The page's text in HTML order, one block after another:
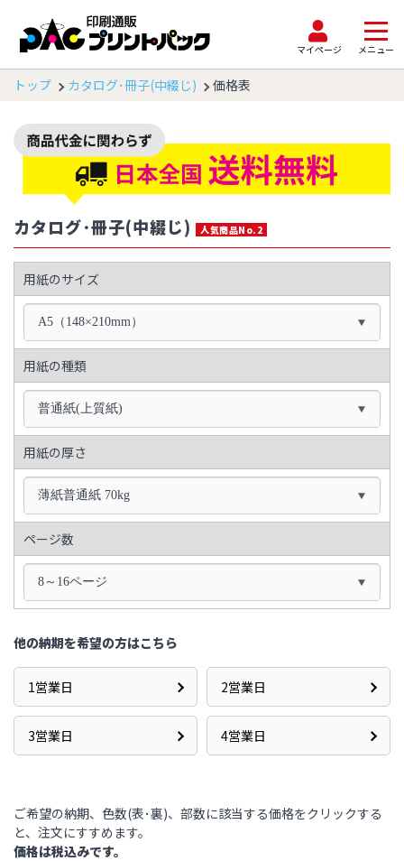
マイページ メニュー
トップ カタログ･冊子(中綴じ) 価格表
カタログ･冊子(中綴じ) 人気商品No.2
用紙のサイズ
A5（148×210mm）
用紙の種類
普通紙(上質紙)
用紙の厚さ
薄紙普通紙 70kg
ページ数
8～16ページ
他の納期を希望の方はこちら
1営業日 2営業日
3営業日 4営業日
ご希望の納期、色数(表･裏)、部数に該当する価格をクリックする
と、注文にすすめます。
価格は税込みです。